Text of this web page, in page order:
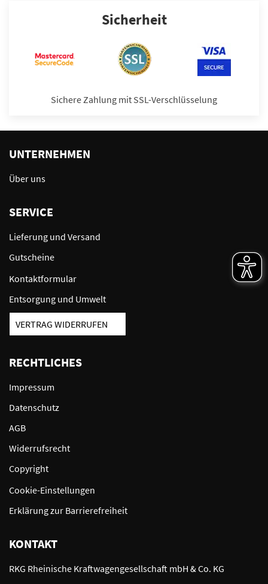
Sicherheit
Sichere Zahlung mit SSL-Verschlüsselung
UNTERNEHMEN
Über uns
SERVICE
Lieferung und Versand
Gutscheine
Kontaktformular
Entsorgung und Umwelt
VERTRAG WIDERRUFEN
RECHTLICHES
Impressum
Datenschutz
AGB
Widerrufsrecht
Copyright
Cookie-Einstellungen
Erklärung zur Barrierefreiheit
KONTAKT
RKG Rheinische Kraftwagengesellschaft mbH & Co. KG